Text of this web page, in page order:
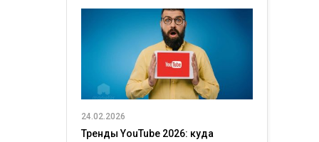
24.02.2026
Тренды YouTube 2026: куда